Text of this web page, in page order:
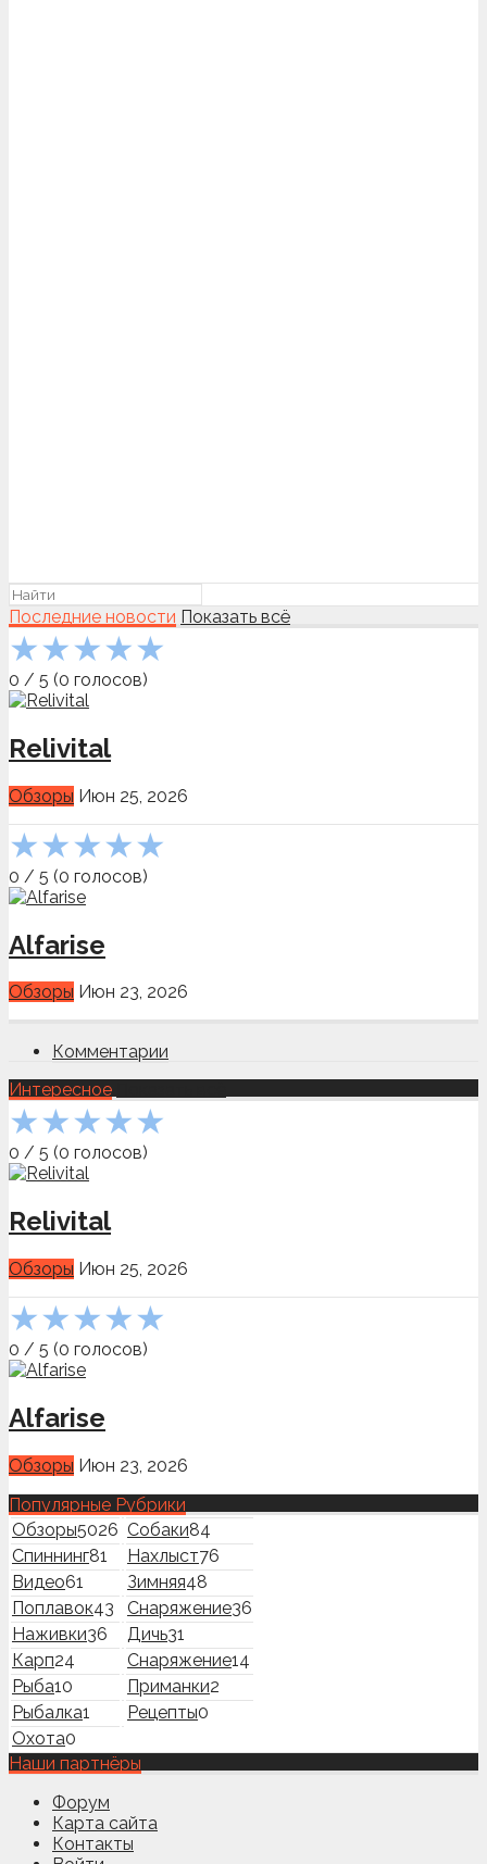
Последние новости Показать всё
★★★★★
0 / 5 (0 голосов)
Relivital
Обзоры Июн 25, 2026
★★★★★
0 / 5 (0 голосов)
Alfarise
Обзоры Июн 23, 2026
Комментарии
Интересное
★★★★★
0 / 5 (0 голосов)
Relivital
Обзоры Июн 25, 2026
★★★★★
0 / 5 (0 голосов)
Alfarise
Обзоры Июн 23, 2026
Популярные Рубрики
Обзоры5026 Собаки84
Спиннинг81 Нахлыст76
Видео61 Зимняя48
Поплавок43 Снаряжение36
Наживки36 Дичь31
Карп24 Снаряжение14
Рыба10 Приманки2
Рыбалка1 Рецепты0
Охота0
Наши партнёры
Форум
Карта сайта
Контакты